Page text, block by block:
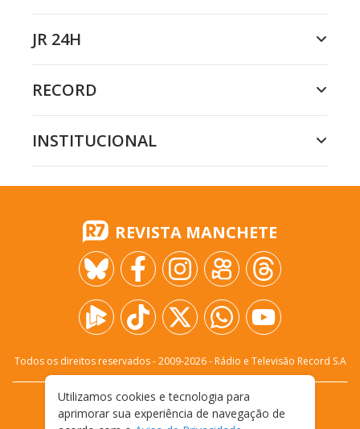
JR 24H
RECORD
INSTITUCIONAL
REVISTA MANCHETE
Todos os direitos reservados - 2009-2026- Rádio e Televisão Record S.A
FALE CONOSCO
PRIVACIDADE
TERMOS E CONDIÇÕES DE USO
Utilizamos cookies e tecnologia para
aprimorar sua experiência de navegação de